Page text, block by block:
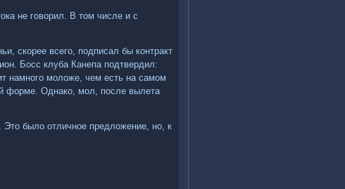
не говорил. В том числе и с
скорее всего, подписал бы контракт
Босс клуба Канепа подтвердил:
намного моложе, чем есть на самом
форме. Однако, мол, после вылета
было отличное предложение, но, к